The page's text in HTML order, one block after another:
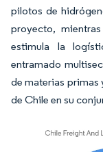
pilotos de
proyecto,
estimula la
entramado
de materias primas
de Chile en su